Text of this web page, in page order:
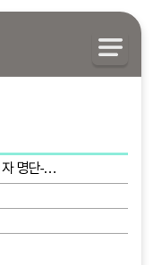
구립역삼노인요양센터 입소시설 여자대기자 명단-2025.07.31.기준